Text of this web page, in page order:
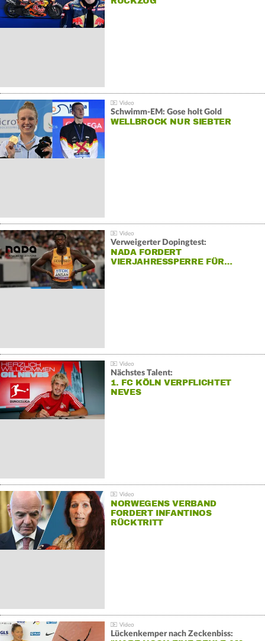
Schwimm-EM: Gose holt Gold
WELLBROCK NUR SIEBTER
Verweigerter Dopingtest:
NADA FORDERT
VIERJAHRESSPERRE FÜR…
Nächstes Talent:
1. FC KÖLN VERPFLICHTET
NEVES
NORWEGENS VERBAND
FORDERT INFANTINOS
RÜCKTRITT
Lückenkemper nach Zeckenbiss: